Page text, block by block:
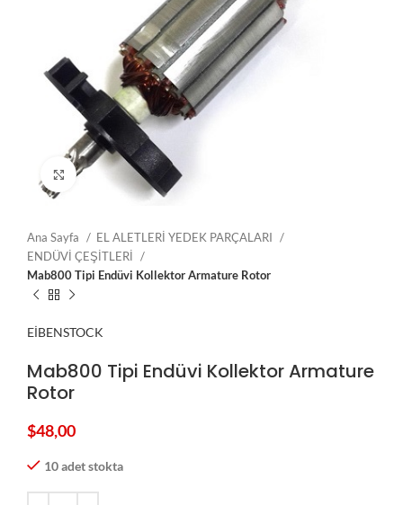
Click to enlarge
Ana Sayfa
EL ALETLERİ YEDEK PARÇALARI
ENDÜVİ ÇEŞİTLERİ
Mab800 Tipi Endüvi Kollektor Armature Rotor
EİBENSTOCK
Mab800 Tipi Endüvi Kollektor Armature
Rotor
$48,00
10 adet stokta